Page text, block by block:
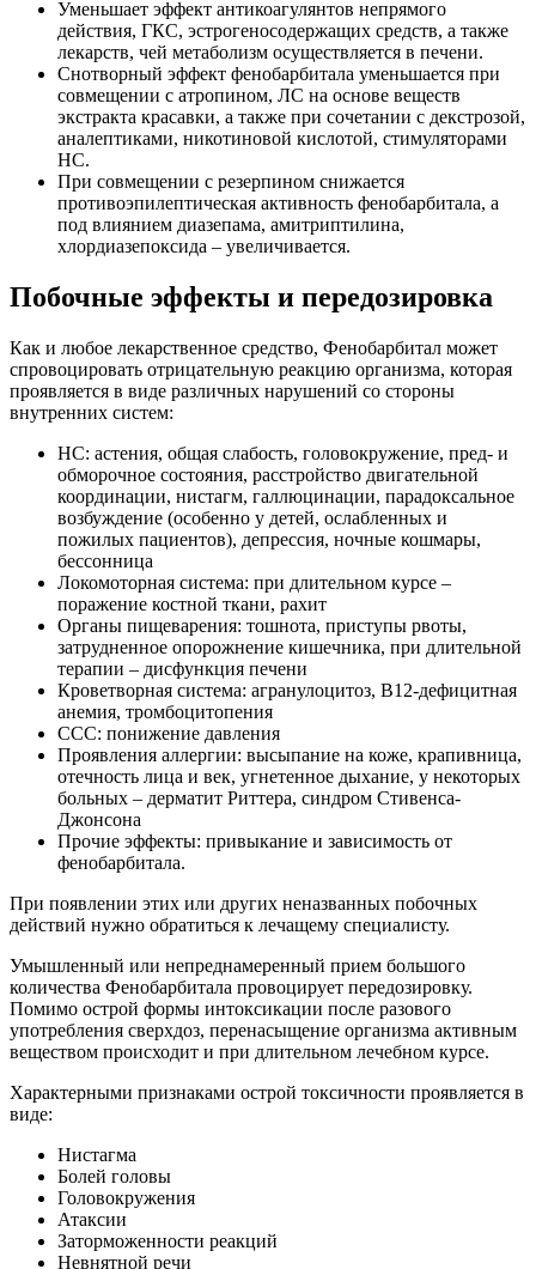
Уменьшает эффект антикоагулянтов непрямого
действия, ГКС, эстрогеносодержащих средств, а также
лекарств, чей метаболизм осуществляется в печени.
Снотворный эффект фенобарбитала уменьшается при
совмещении с атропином, ЛС на основе веществ
экстракта красавки, а также при сочетании с декстрозой,
аналептиками, никотиновой кислотой, стимуляторами
НС.
При совмещении с резерпином снижается
противоэпилептическая активность фенобарбитала, а
под влиянием диазепама, амитриптилина,
хлордиазепоксида – увеличивается.
Побочные эффекты и передозировка
Как и любое лекарственное средство, Фенобарбитал может
спровоцировать отрицательную реакцию организма, которая
проявляется в виде различных нарушений со стороны
внутренних систем:
НС: астения, общая слабость, головокружение, пред- и
обморочное состояния, расстройство двигательной
координации, нистагм, галлюцинации, парадоксальное
возбуждение (особенно у детей, ослабленных и
пожилых пациентов), депрессия, ночные кошмары,
бессонница
Локомоторная система: при длительном курсе –
поражение костной ткани, рахит
Органы пищеварения: тошнота, приступы рвоты,
затрудненное опорожнение кишечника, при длительной
терапии – дисфункция печени
Кроветворная система: агранулоцитоз, В12-дефицитная
анемия, тромбоцитопения
ССС: понижение давления
Проявления аллергии: высыпание на коже, крапивница,
отечность лица и век, угнетенное дыхание, у некоторых
больных – дерматит Риттера, синдром Стивенса-
Джонсона
Прочие эффекты: привыкание и зависимость от
фенобарбитала.
При появлении этих или других неназванных побочных
действий нужно обратиться к лечащему специалисту.
Умышленный или непреднамеренный прием большого
количества Фенобарбитала провоцирует передозировку.
Помимо острой формы интоксикации после разового
употребления сверхдоз, перенасыщение организма активным
веществом происходит и при длительном лечебном курсе.
Характерными признаками острой токсичности проявляется в
виде:
Нистагма
Болей головы
Головокружения
Атаксии
Заторможенности реакций
Невнятной речи